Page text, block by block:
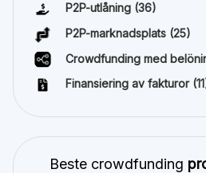
P2P-utlåning (36)
P2P-marknadsplats (25)
Crowdfunding med
Finansiering av fakturor
Beste crowdfunding